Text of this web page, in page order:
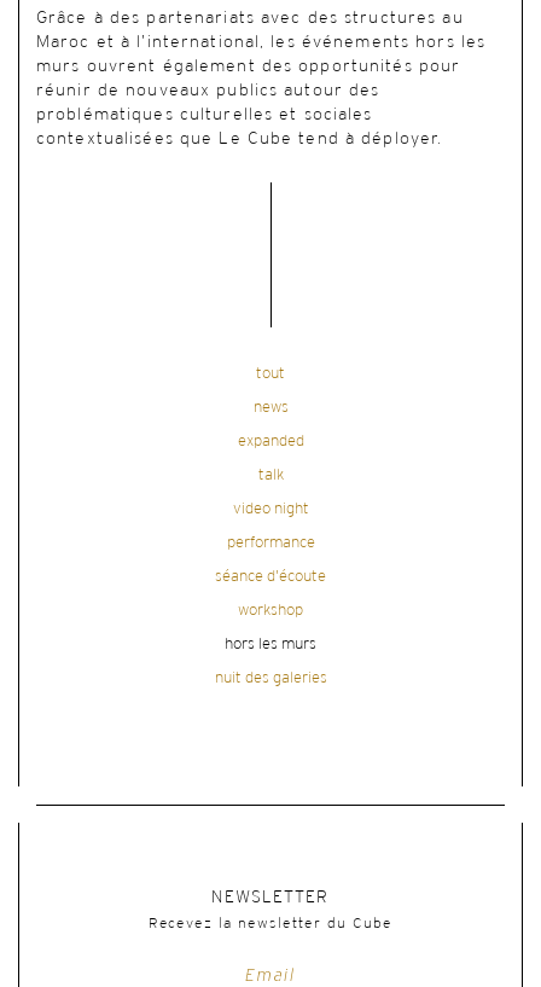
Grâce à des partenariats avec des structures au
Maroc et à l’international, les événements hors les
murs ouvrent également des opportunités pour
réunir de nouveaux publics autour des
problématiques culturelles et sociales
contextualisées que Le Cube tend à déployer.
tout
news
expanded
talk
video night
performance
séance d'écoute
workshop
hors les murs
nuit des galeries
NEWSLETTER
Recevez la newsletter du Cube